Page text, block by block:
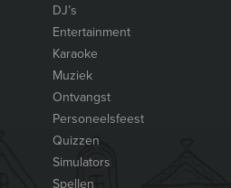
DJ’s
Entertainment
Karaoke
Muziek
Ontvangst
Personeelsfeest
Quizzen
Simulators
Spellen